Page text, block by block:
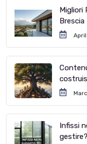
Migliori
Brescia
Infissi
gestire?